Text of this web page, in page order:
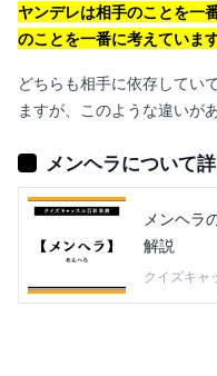
ヤンデレは相手のことを一
のことを一番に考えています
どちらも相手に依存してい
ますが、このような違いが
メンヘラについて
メンヘラ
解説
クイズキャ